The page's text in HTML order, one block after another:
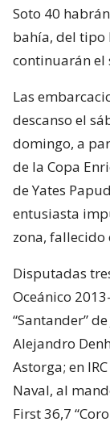
Soto 40
bahía, del tipo
continuarán el
Las
descanso el
domingo, a
de la Copa
de Yates
entusiasta
zona, fallecido
Disputadas
Oceánico
“Santander”
Alejandro
Astorga; en
Naval, al
First 36,7